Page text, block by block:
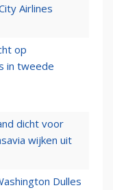
Airlines
op
in tweede
dicht voor
wijken uit
Dulles